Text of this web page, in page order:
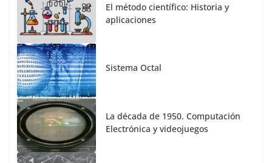
El método científico: Historia y
aplicaciones
Sistema Octal
La década de 1950. Computación
Electrónica y videojuegos